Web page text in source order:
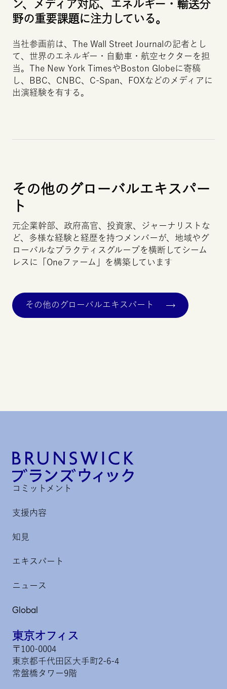
ン、メディア対応、エネルギー・輸送分
野の重要課題に注力している。
当社参画前は、 The Wall Street Journal の記者とし
て、世界のエネルギー・自動車・航空セクターを担
当。 The New York Timesや Boston Globeに寄稿
し、
BBC、 CNBC、 C-Span、 FOXなどのメディアに
出演経験を有する。
その他のグローバルエキスパー
ト
元企業幹部、政府高官、投資家、ジャーナリストな
ど、多様な経験と経歴を持つメンバーが、地域やグ
ローバルなプラクティスグループを横断してシーム
レスに「 Oneファーム」を構築しています
その他のグローバルエキスパート
コミットメント
支援内容
知見
エキスパート
ニュース
Global
東京オフィス
〒100-0004
東京都千代田区大手町2-6-4
常盤橋タワー9階